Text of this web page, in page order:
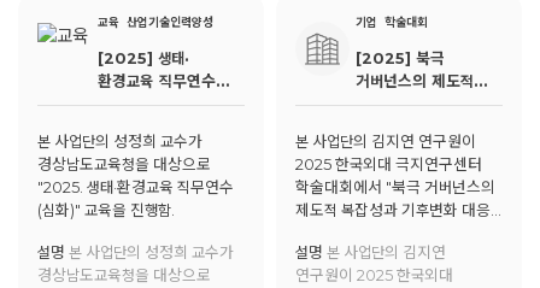
교육 산업기술인력양성
[2025] 생태·
환경교육 직무연수
(심화)
본 사업단의 성정희 교수가
경상남도교육청을 대상으로
"2025. 생태·환경교육 직무연수
(심화)" 교육을 진행함.
설명 본 사업단의 성정희 교수가
경상남도교육청을 대상으로
기업 학술대회
[2025] 북극
거버넌스의 제도적
복잡성과 기후변화
(Arctic Council)를
중심으로
본 사업단의 김지연 연구원이
2025 한국외대 극지연구센터
학술대회에서 "북극 거버넌스의
제도적 복잡성과 기후변화 대응:
중심으로"에 대한 발표를 진행함.
설명 본 사업단의 김지연
연구원이 2025 한국외대